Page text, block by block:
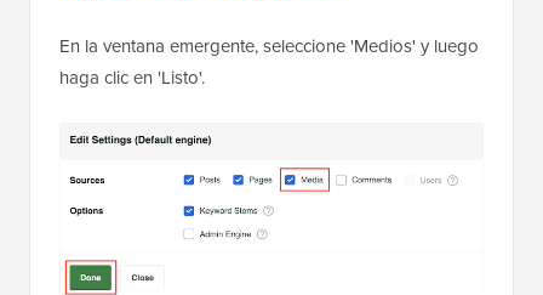
En la ventana emergente, seleccione 'Medios' y luego
haga clic en 'Listo'.